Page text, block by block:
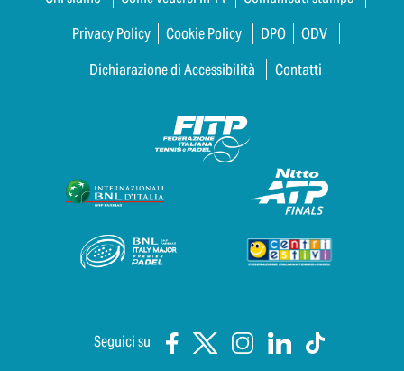
Privacy Policy
Cookie Policy DPO
ODV
Dichiarazione di Accessibilità
Contatti
Seguici su